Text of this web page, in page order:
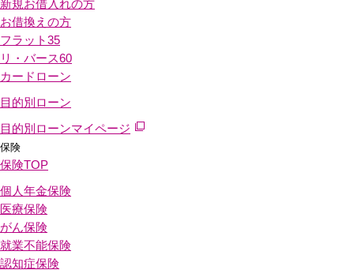
新規お借入れの方
お借換えの方
フラット35
リ・バース60
カードローン
目的別ローン
目的別ローンマイページ
保険
保険TOP
個人年金保険
医療保険
がん保険
就業不能保険
認知症保険